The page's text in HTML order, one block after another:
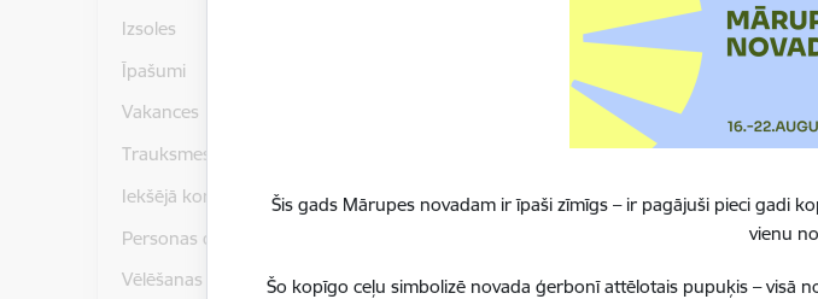
Šis gads Mārupes novadam ir īpaši zīmīgs – ir pagājuši pieci gadi
vienu
Šo kopīgo ceļu simbolizē novada ģerbonī attēlotais pupuķis – visā
Izsoles
Īpašumi
Vakances
Trauksmes celšana
Iekšējā kontroles sistēma
Personas datu aizsardzība
Vēlēšanas